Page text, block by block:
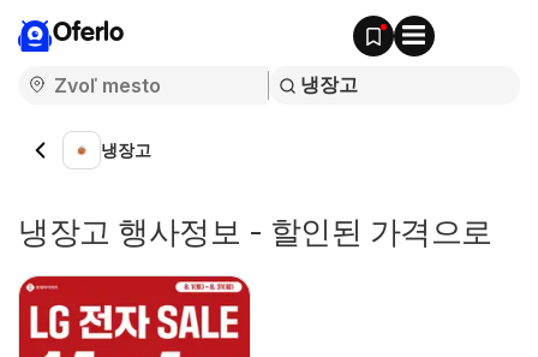
Oferlo
냉장고
냉장고 행사정보 - 할인된 가격으로